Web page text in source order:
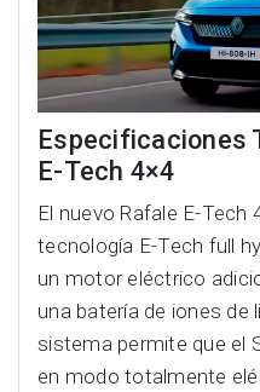
Especificaciones
E-Tech 4×4
El nuevo Rafale E-Tech
tecnología E-Tech full
un motor eléctrico
una batería de iones de
sistema permite que el
en modo totalmente